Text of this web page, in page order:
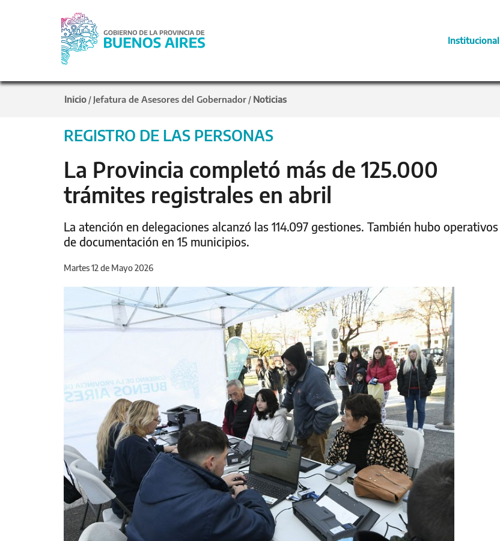
Institucional
Inicio / Jefatura de Asesores del Gobernador / Noticias
REGISTRO DE LAS PERSONAS
La Provincia completó más de 125.000
trámites registrales en abril
La atención en delegaciones alcanzó las 114.097 gestiones. También hubo operativos
de documentación en 15 municipios.
Martes 12 de Mayo 2026